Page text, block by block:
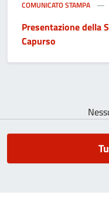
COMUNICATO STAMPA
Presentazione della
Capurso